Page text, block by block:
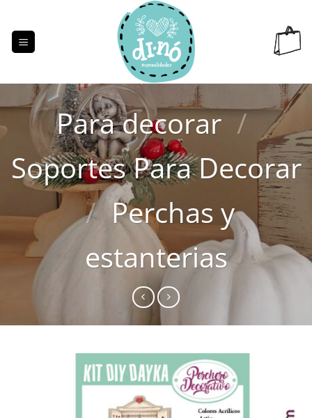
contenido
Para decorar /
Soportes Para Decorar
/ Perchas y
estanterias